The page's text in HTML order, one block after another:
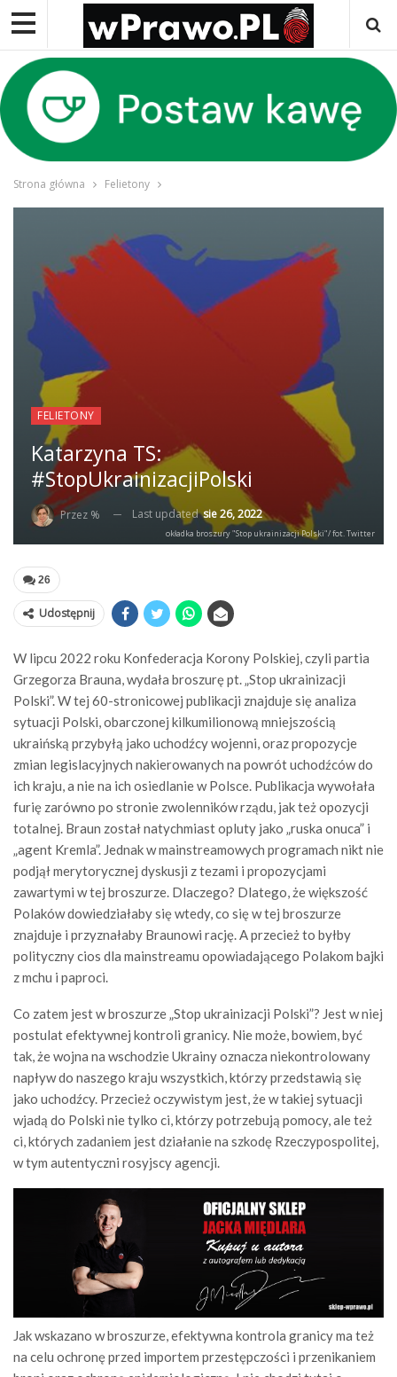
Strona główna Felietony
FELIETONY
Katarzyna TS:
#StopUkrainizacjiPolski
Przez % Last updatedsie 26, 2022
okładka broszury "Stop ukrainizacji Polski"/ fot. Twitter
26
Udostępnij
W lipcu 2022 roku Konfederacja Korony Polskiej, czyli partia
Grzegorza Brauna, wydała broszurę pt. „Stop ukrainizacji
Polski”. W tej 60-stronicowej publikacji znajduje się analiza
sytuacji Polski, obarczonej kilkumilionową mniejszością
ukraińską przybyłą jako uchodźcy wojenni, oraz propozycje
zmian legislacyjnych nakierowanych na powrót uchodźców do
ich kraju, a nie na ich osiedlanie w Polsce. Publikacja wywołała
furię zarówno po stronie zwolenników rządu, jak też opozycji
totalnej. Braun został natychmiast opluty jako „ruska onuca” i
„agent Kremla”. Jednak w mainstreamowych programach nikt nie
podjął merytorycznej dyskusji z tezami i propozycjami
zawartymi w tej broszurze. Dlaczego? Dlatego, że większość
Polaków dowiedziałaby się wtedy, co się w tej broszurze
znajduje i przyznałaby Braunowi rację. A przecież to byłby
polityczny cios dla mainstreamu opowiadającego Polakom bajki
z mchu i paproci.
Co zatem jest w broszurze „Stop ukrainizacji Polski”? Jest w niej
postulat efektywnej kontroli granicy. Nie może, bowiem, być
tak, że wojna na wschodzie Ukrainy oznacza niekontrolowany
napływ do naszego kraju wszystkich, którzy przedstawią się
jako uchodźcy. Przecież oczywistym jest, że w takiej sytuacji
wjadą do Polski nie tylko ci, którzy potrzebują pomocy, ale też
ci, których zadaniem jest działanie na szkodę Rzeczypospolitej,
w tym autentyczni rosyjscy agencji.
Jak wskazano w broszurze, efektywna kontrola granicy ma też
na celu ochronę przed importem przestępczości i przenikaniem